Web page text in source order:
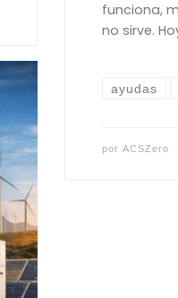
funciona,
no sirve.
ayudas
por ACSZero